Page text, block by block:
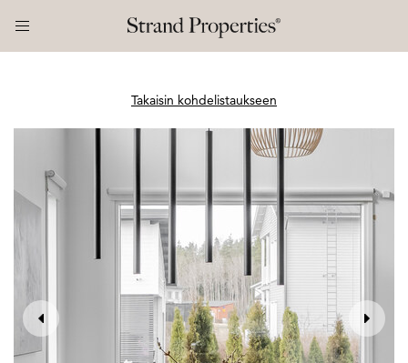
Takaisin kohdelistaukseen